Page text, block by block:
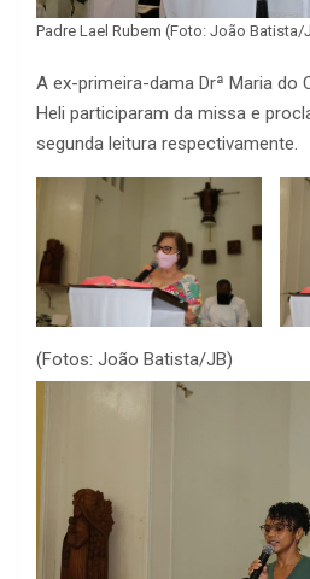
Padre Lael Rubem (Foto: João Batista/
A ex-primeira-dama Drª Maria do
Heli participaram da missa e
segunda leitura respectivamente.
(Fotos: João Batista/JB)